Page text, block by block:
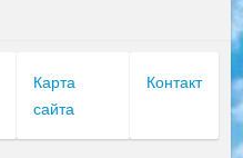
Карта
сайта
Контакт